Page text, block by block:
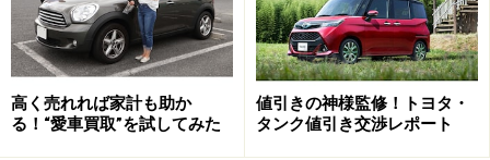
インパクトのない「CM」が幅広い年齢層に
効果的だった
アクアのキャッチコピー「日本のハイブリッド」は、日
高く売れれば家計も助か
る！“愛車買取”を試してみた
値引きの神様監修！トヨタ・
タンク値引き交渉レポート